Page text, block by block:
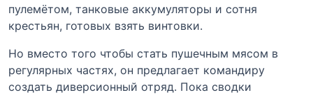
пулемётом, танковые аккумуляторы и сотня
крестьян, готовых взять винтовки.
Но вместо того чтобы стать пушечным мясом в
регулярных частях, он предлагает командиру
создать диверсионный отряд. Пока сводки